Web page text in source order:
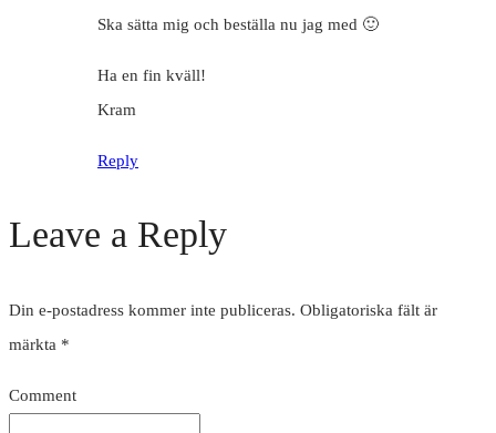
Ska sätta mig och beställa nu jag med 🙂
Ha en fin kväll!
Kram
Reply
Leave a Reply
Din e-postadress kommer inte publiceras. Obligatoriska fält är
märkta *
Comment